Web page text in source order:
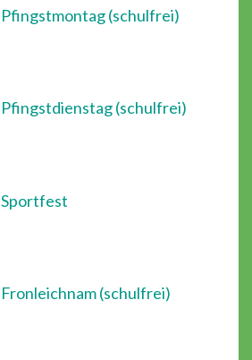
Pfingstmontag (schulfrei)
Pfingstdienstag (schulfrei)
Sportfest
Fronleichnam (schulfrei)